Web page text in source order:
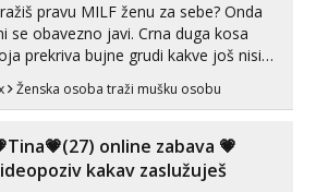
pravu MILF ženu za sebe? Onda
se obavezno javi. Crna duga kosa
prekriva bujne grudi kakve još nisi
vidio, čista ŠESTICA! A usne? O usnama
da ni ne pričam. Prave pune usne
mi, takve još nisi vidio. Uvijek sam
za ONLOINE zabavu...
Ženska osoba traži mušku osobu
online zabava 💗
kakav zaslužuješ